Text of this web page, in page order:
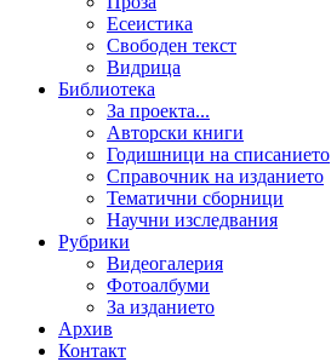
Есеистика
Свободен текст
Видрица
Библиотека
За проекта...
Авторски книги
Годишници на списанието
Справочник на изданието
Тематични сборници
Научни изследвания
Рубрики
Видеогалерия
Фотоалбуми
За изданието
Архив
Контакт